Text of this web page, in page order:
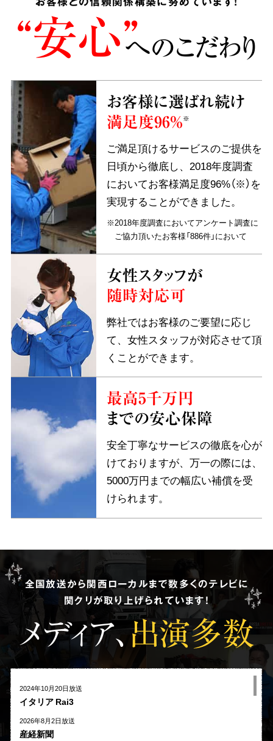
“安心”へのこだわり
お客様に選ばれ続け
満足度96% ※
ご満足頂けるサービスのご提供を
日頃から徹底し、2018年度調査
においてお客様満足度96%（※）を
実現することができました。
※2018年度調査においてアンケート調査に
ご協力頂いたお客様「886件」において
女性スタッフが
随時対応可
弊社ではお客様のご要望に応じ
て、女性スタッフが対応させて頂
くことができます。
最高5千万円
までの安心保障
安全丁寧なサービスの徹底を心が
けておりますが、万一の際には、
5000万円までの幅広い補償を受
けられます。
全国放送から関西ローカルまで数多くのテレビに
関クリが取り上げられています!
メディア、出演多数
2024年10月20日放送
イタリア Rai3
2026年8月2日放送
産経新聞